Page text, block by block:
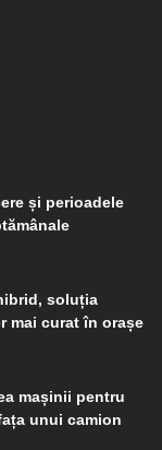
și perioadele
soluția
mai curat în orașe
mașinii pentru
unui camion